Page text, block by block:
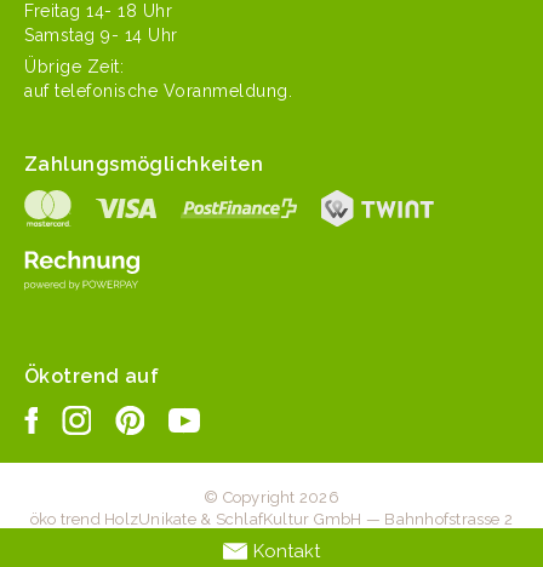
Fre­itag 14- 18 Uhr
Sam­stag 9- 14 Uhr
Übrige Zeit:
auf tele­fonis­che Voranmeldung.
Zahlungsmöglichkeiten
Ökotrend auf
© Copyright 2026
öko trend HolzUnikate & SchlafKultur GmbH — Bahnhofstrasse 2
— 6203 Sempach Station — +41 41 467 20 70 —
info@oekotrend.ch
Kontakt